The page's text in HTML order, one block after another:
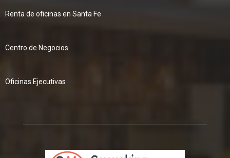
Renta de oficinas en Santa Fe
Centro de Negocios
Oficinas Ejecutivas